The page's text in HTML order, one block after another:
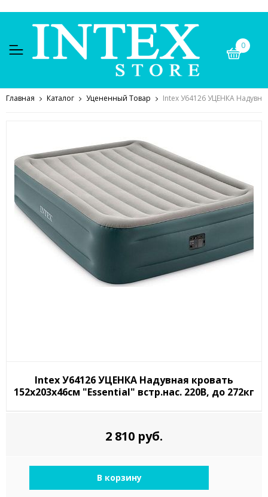
0
Главная Каталог Уцененный Товар Intex У64126 УЦЕНКА
Intex У64126 УЦЕНКА Надувная кровать
152х203х46см "Essential" встр.нас. 220В, до 272кг
2 810 руб.
В корзину